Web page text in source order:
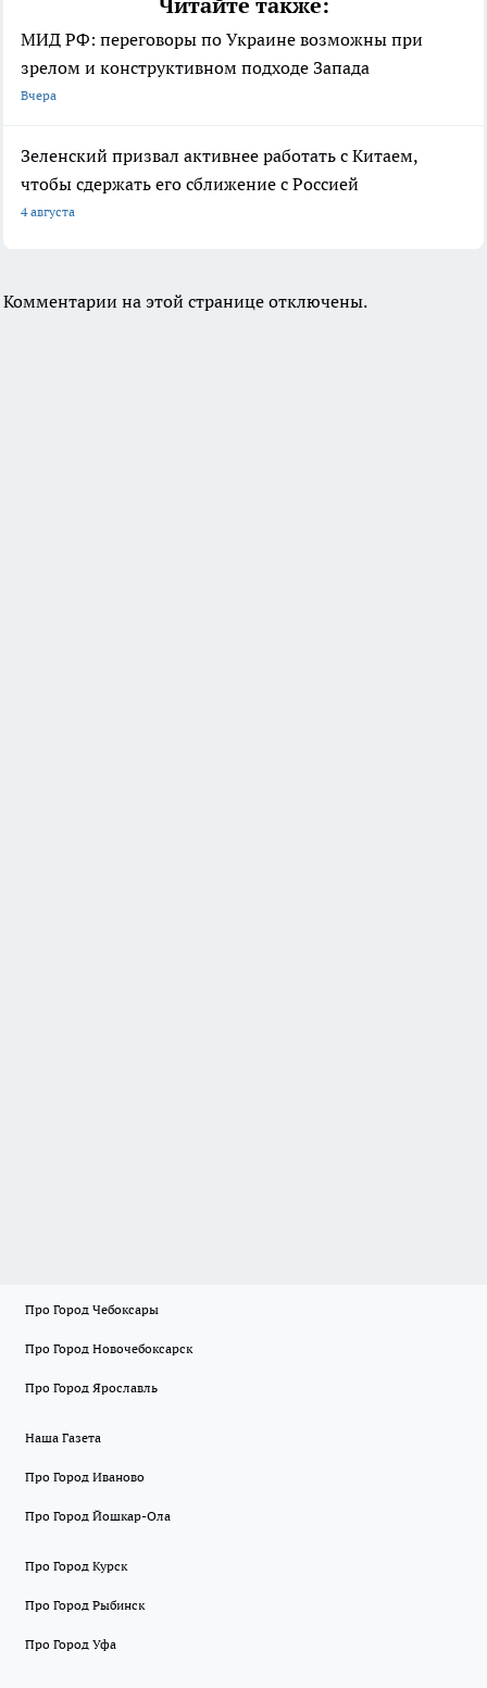
МИД РФ: переговоры по Украине возможны при
зрелом и конструктивном подходе Запада
Вчера
Зеленский призвал активнее работать с Китаем,
чтобы сдержать его сближение с Россией
4 августа
Комментарии на этой странице отключены.
Про Город Чебоксары
Про Город Новочебоксарск
Про Город Ярославль
Наша Газета
Про Город Иваново
Про Город Йошкар-Ола
Про Город Курск
Про Город Рыбинск
Про Город Уфа